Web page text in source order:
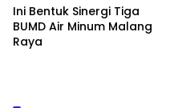
Ini Bentuk Sinergi Tiga
BUMD Air Minum Malang
Raya